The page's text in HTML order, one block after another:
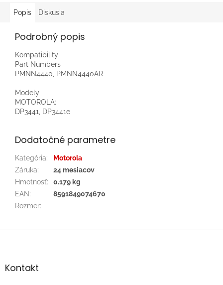
Popis Diskusia
Podrobný popis
Kompatibility
Part Numbers
PMNN4440, PMNN4440AR
Modely
MOTOROLA:
DP3441, DP3441e
Dodatočné parametre
Kategória:
Motorola
Záruka:
24 mesiacov
Hmotnosť:
0.179 kg
EAN:
8591849074670
Rozmer:
Z
äKontakt